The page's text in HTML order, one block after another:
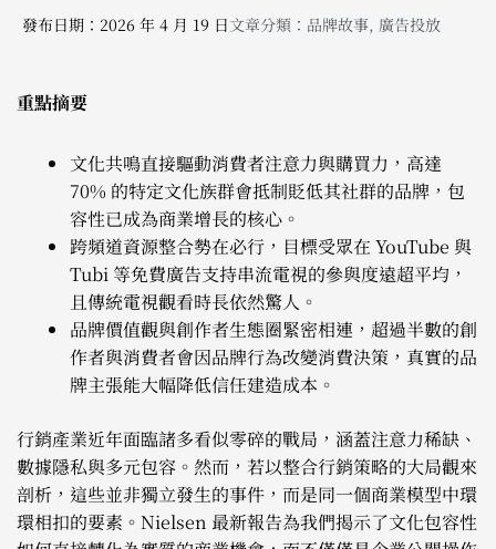
發布日期：2026 年 4 月 19 日文章分類： 品牌故事, 廣告投放
重點摘要
文化共鳴直接驅動消費者注意力與購買力，高達
70% 的特定文化族群會抵制貶低其社群的品牌，包
容性已成為商業增長的核心。
跨頻道資源整合勢在必行，目標受眾在 YouTube 與
Tubi 等免費廣告支持串流電視的參與度遠超平均，
且傳統電視觀看時長依然驚人。
品牌價值觀與創作者生態圈緊密相連，超過半數的創
作者與消費者會因品牌行為改變消費決策，真實的品
牌主張能大幅降低信任建造成本。
行銷產業近年面臨諸多看似零碎的戰局，涵蓋注意力稀缺、
數據隱私與多元包容。然而，若以整合行銷策略的大局觀來
剖析，這些並非獨立發生的事件，而是同一個商業模型中環
環相扣的要素。Nielsen 最新報告為我們揭示了文化包容性